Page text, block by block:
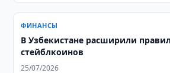
ФИНАНСЫ
В Узбекистане расширили
стейблкоинов
25/07/2026